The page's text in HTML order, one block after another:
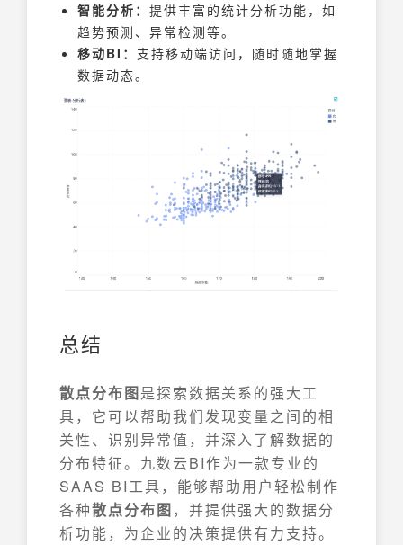
智能分析： 提供丰富的统计分析功能，如
趋势预测、异常检测等。
移动BI： 支持移动端访问，随时随地掌握
数据动态。
总结
散点分布图是探索数据关系的强大工
具，它可以帮助我们发现变量之间的相
关性、识别异常值，并深入了解数据的
分布特征。九数云BI作为一款专业的
SAAS BI工具，能够帮助用户轻松制作
各种散点分布图 ，并提供强大的数据分
析功能，为企业的决策提供有力支持。